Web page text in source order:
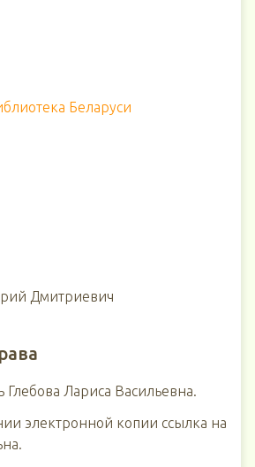
Беларуси
Дмитриевич
Глебова Лариса Васильевна.
электронной копии ссылка на